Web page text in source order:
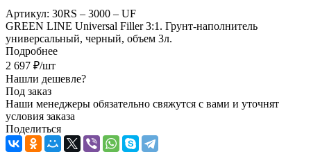
Артикул: 30RS – 3000 – UF
GREEN LINE Universal Filler 3:1. Грунт-наполнитель
универсальный, черный, объем 3л.
Подробнее
2 697 ₽/шт
Нашли дешевле?
Под заказ
Наши менеджеры обязательно свяжутся с вами и уточнят
условия заказа
Поделиться